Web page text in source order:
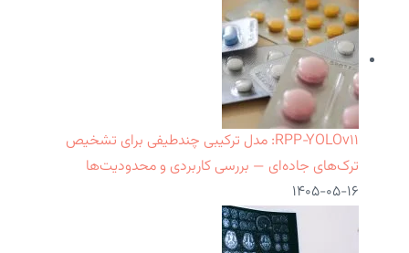
RPP‑YOLOv۱۱: مدل ترکیبی چندطیفی برای تشخیص
ترک‌های جاده‌ای — بررسی کاربردی و محدودیت‌ها
۱۴۰۵-۰۵-۱۶